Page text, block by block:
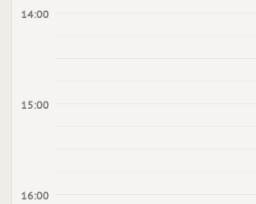
14:00
15:00
16:00